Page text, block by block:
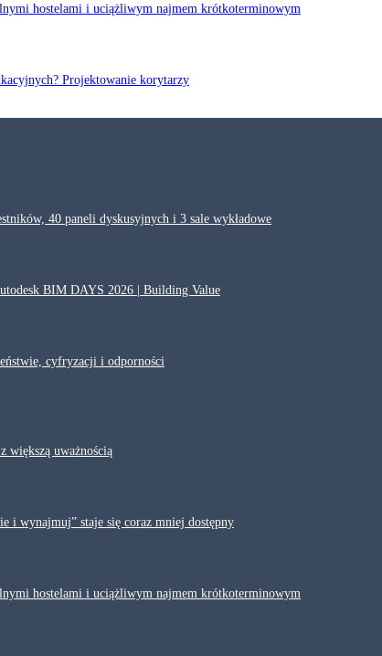
hostelami i uciążliwym najmem krótkoterminowym
Projektowanie korytarzy
40 paneli dyskusyjnych i 3 sale wykładowe
BIM DAYS 2026 | Building Value
cyfryzacji i odporności
większą uważnością
i wynajmuj” staje się coraz mniej dostępny
hostelami i uciążliwym najmem krótkoterminowym